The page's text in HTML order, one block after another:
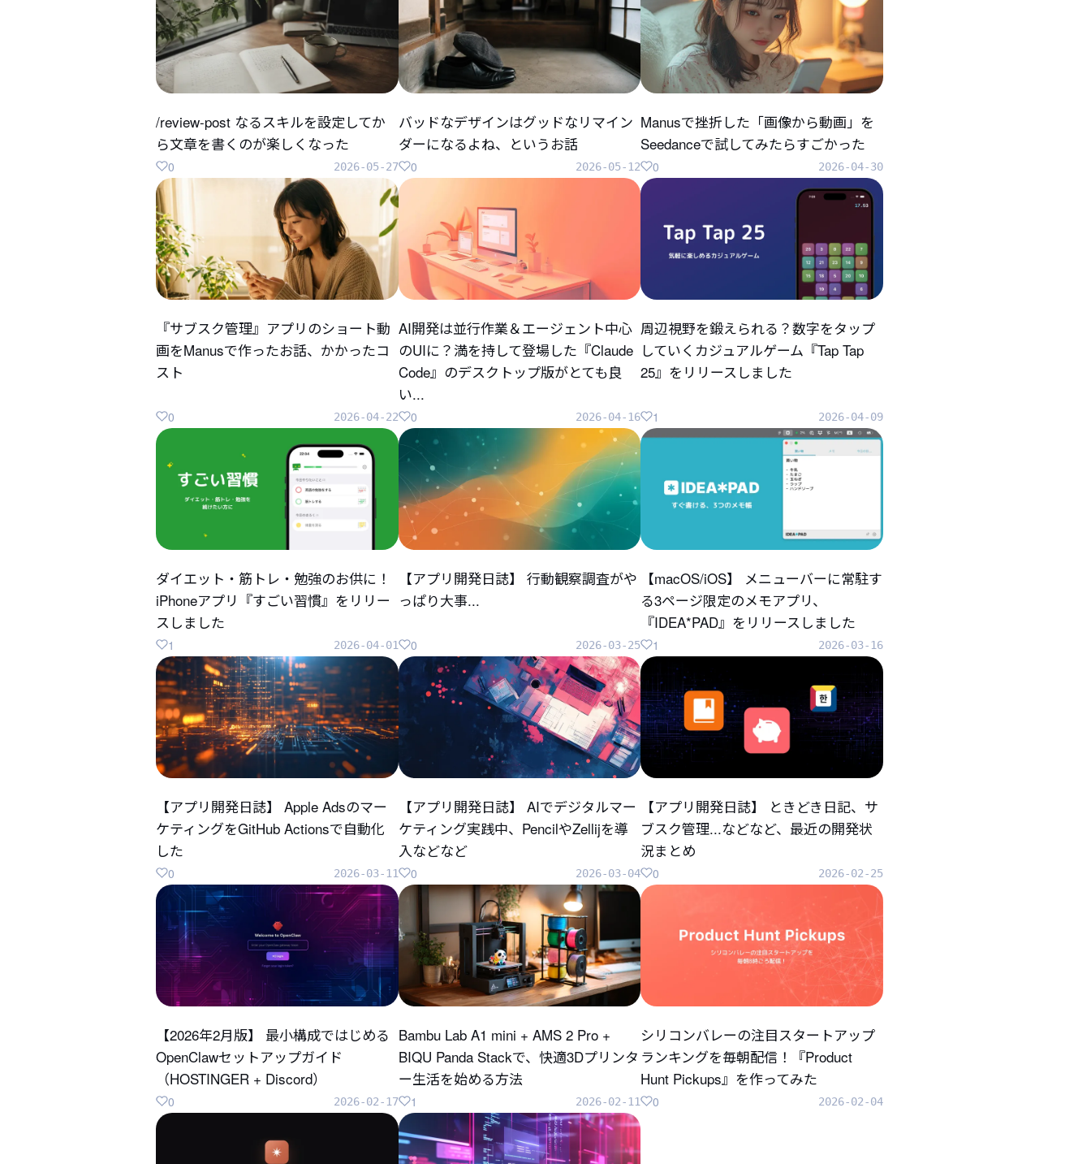
/review-post なるスキルを設定してか
ら文章を書くのが楽しくなった
2026-05-27
0
バッドなデザインはグッドなリマイン
ダーになるよね、というお話
2026-05-12
0
Manusで挫折した「画像から動画」を
Seedanceで試してみたらすごかった
2026-04-30
0
『サブスク管理』アプリのショート動
画をManusで作ったお話、かかったコ
スト
2026-04-22
0
AI開発は並行作業＆エージェント中心
のUIに？満を持して登場した『Claude
Code』のデスクトップ版がとても良
い...
2026-04-16
0
周辺視野を鍛えられる？数字をタップ
していくカジュアルゲーム『Tap Tap
25』をリリースしました
2026-04-09
1
ダイエット・筋トレ・勉強のお供に！
iPhoneアプリ『すごい習慣』をリリー
スしました
2026-04-01
1
【アプリ開発日誌】 行動観察調査がや
っぱり大事...
2026-03-25
0
【macOS/iOS】 メニューバーに常駐す
る3ページ限定のメモアプリ、
『IDEA*PAD』をリリースしました
2026-03-16
1
【アプリ開発日誌】 Apple Adsのマー
ケティングをGitHub Actionsで自動化
した
2026-03-11
0
【アプリ開発日誌】 AIでデジタルマー
ケティング実践中、PencilやZellijを導
入などなど
2026-03-04
0
【アプリ開発日誌】 ときどき日記、サ
ブスク管理...などなど、最近の開発状
況まとめ
2026-02-25
0
【2026年2月版】 最小構成ではじめる
OpenClawセットアップガイド
（HOSTINGER + Discord）
2026-02-17
0
Bambu Lab A1 mini + AMS 2 Pro +
BIQU Panda Stackで、快適3Dプリンタ
ー生活を始める方法
2026-02-11
1
シリコンバレーの注目スタートアップ
ランキングを毎朝配信！『Product
Hunt Pickups』を作ってみた
2026-02-04
0